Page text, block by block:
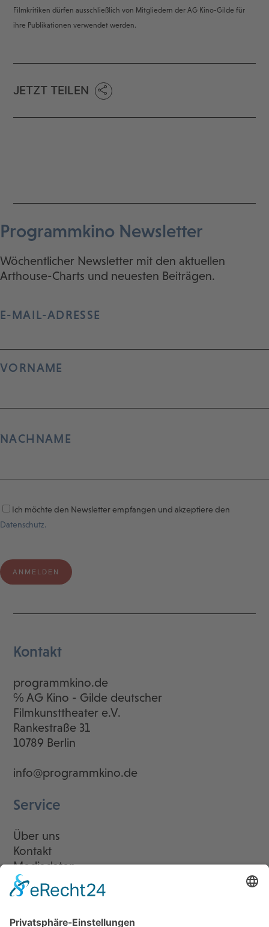
Filmkritiken dürfen ausschließlich von Mitgliedern der AG Kino-Gilde für
ihre Publikationen verwendet werden.
JETZT TEILEN
Programmkino Newsletter
Wöchentlicher Newsletter mit den aktuellen
Arthouse-Charts und neuesten Beiträgen.
E-MAIL-ADRESSE
VORNAME
NACHNAME
Ich möchte den Newsletter empfangen und akzeptiere den
Datenschutz.
Kontakt
programmkino.de
℅ AG Kino - Gilde deutscher
Filmkunsttheater e.V.
Rankestraße 31
10789 Berlin
info@programmkino.de
Service
Über uns
Kontakt
Mediadaten
Newsletter
LogIn